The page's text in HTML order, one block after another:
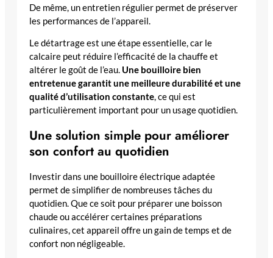
De même, un entretien régulier permet de préserver
les performances de l’appareil.
Le détartrage est une étape essentielle, car le
calcaire peut réduire l’efficacité de la chauffe et
altérer le goût de l’eau. Une bouilloire bien
entretenue garantit une meilleure durabilité et une
qualité d’utilisation constante, ce qui est
particulièrement important pour un usage quotidien.
Une solution simple pour améliorer
son confort au quotidien
Investir dans une bouilloire électrique adaptée
permet de simplifier de nombreuses tâches du
quotidien. Que ce soit pour préparer une boisson
chaude ou accélérer certaines préparations
culinaires, cet appareil offre un gain de temps et de
confort non négligeable.